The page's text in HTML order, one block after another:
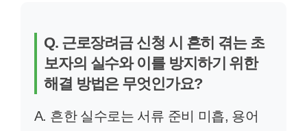
Q. 근로장려금 신청 시 흔히 겪는 초
보자의 실수와 이를 방지하기 위한
해결 방법은 무엇인가요?
A. 흔한 실수로는 서류 준비 미흡, 용어